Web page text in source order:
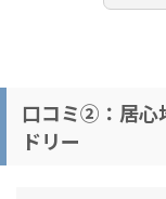
口コミ②：居心
ドリー